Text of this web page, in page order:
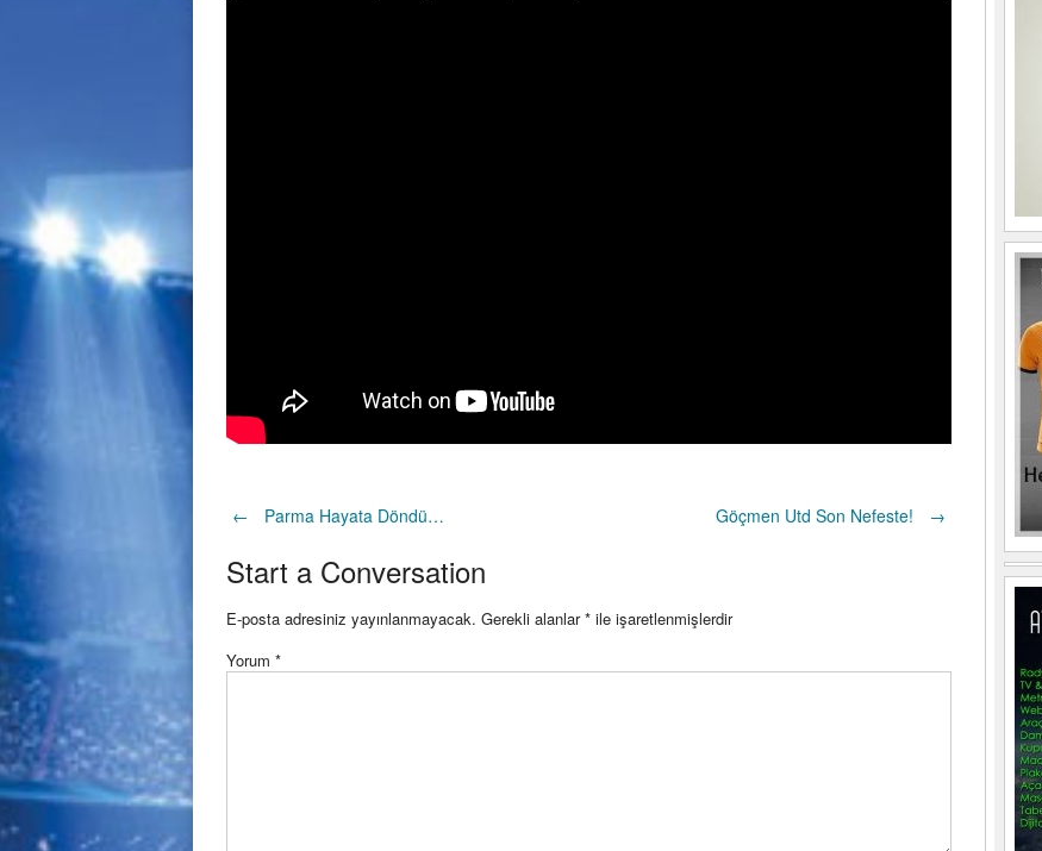
Post
navigation
← Parma Hayata Döndü… Göçmen Utd Son Nefeste! →
Start a Conversation
E-posta adresiniz yayınlanmayacak. Gerekli alanlar* ile işaretlenmişlerdir
Yorum *